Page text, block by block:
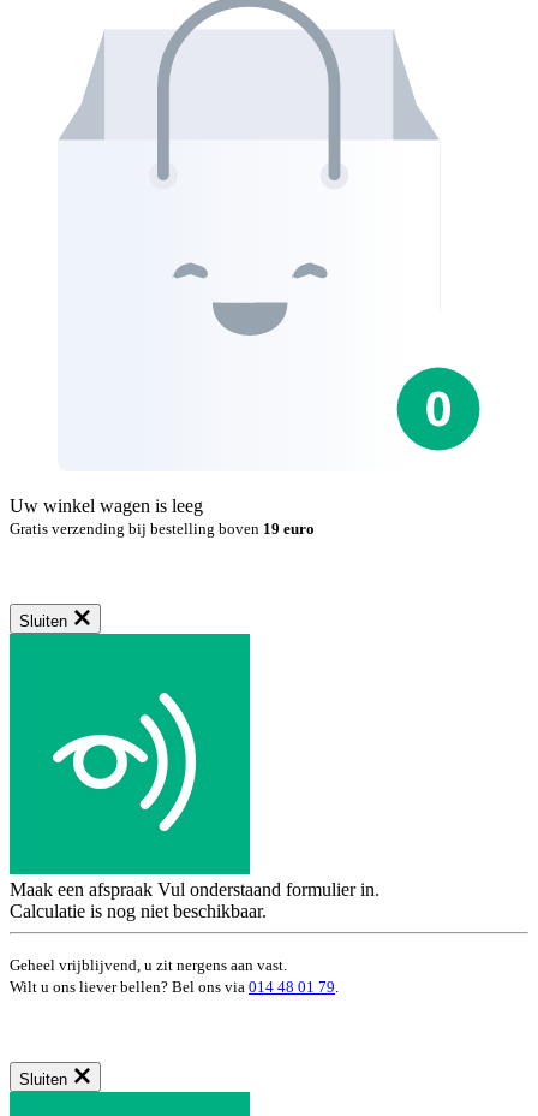
Uw winkel wagen is leeg
Gratis verzending bij bestelling boven 19 euro
Sluiten
Maak een afspraak Vul onderstaand formulier in.
Calculatie is nog niet beschikbaar.
Geheel vrijblijvend, u zit nergens aan vast.
Wilt u ons liever bellen? Bel ons via 014 48 01 79
Sluiten